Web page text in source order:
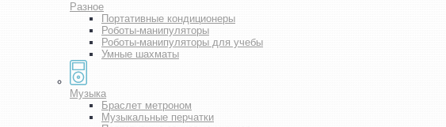
Разное
Портативные кондиционеры
Роботы-манипуляторы
Роботы-манипуляторы для учебы
Умные шахматы
Музыка
Браслет метроном
Музыкальные перчатки